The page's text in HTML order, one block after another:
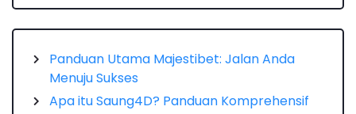
Panduan Utama Majestibet: Jalan Anda
Menuju Sukses
Apa itu Saung4D? Panduan Komprehensif